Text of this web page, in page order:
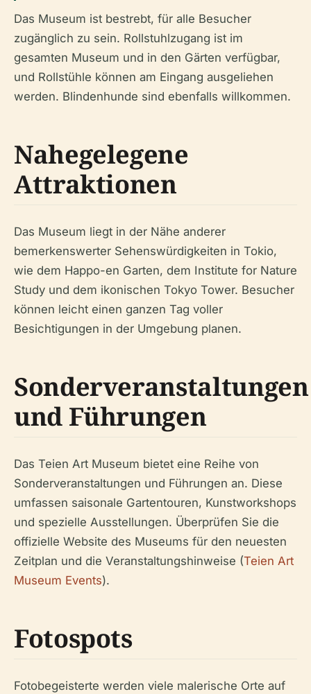
Das Museum ist bestrebt, für alle Besucher
zugänglich zu sein. Rollstuhlzugang ist im
gesamten Museum und in den Gärten verfügbar,
und Rollstühle können am Eingang ausgeliehen
werden. Blindenhunde sind ebenfalls willkommen.
Nahegelegene
Attraktionen
Das Museum liegt in der Nähe anderer
bemerkenswerter Sehenswürdigkeiten in Tokio,
wie dem Happo-en Garten, dem Institute for Nature
Study und dem ikonischen Tokyo Tower. Besucher
können leicht einen ganzen Tag voller
Besichtigungen in der Umgebung planen.
Sonderveranstaltungen
und Führungen
Das Teien Art Museum bietet eine Reihe von
Sonderveranstaltungen und Führungen an. Diese
umfassen saisonale Gartentouren, Kunstworkshops
und spezielle Ausstellungen. Überprüfen Sie die
offizielle Website des Museums für den neuesten
Zeitplan und die Veranstaltungshinweise (Teien Art
Museum Events).
Fotospots
Fotobegeisterte werden viele malerische Orte auf